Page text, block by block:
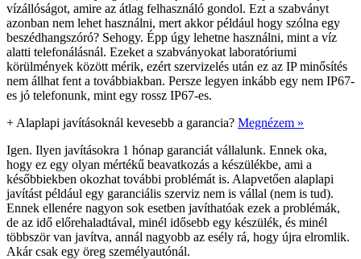
vízállóságot, amire az átlag felhasználó gondol. Ezt a szabványt
azonban nem lehet használni, mert akkor például hogy szólna egy
beszédhangszóró? Sehogy. Épp úgy lehetne használni, mint a víz
alatti telefonálásnál. Ezeket a szabványokat laboratóriumi
körülmények között mérik, ezért szervizelés után ez az IP minősítés
nem állhat fent a továbbiakban. Persze legyen inkább egy nem IP67-
es jó telefonunk, mint egy rossz IP67-es.
+ Alaplapi javításoknál kevesebb a garancia? Megnézem »
Igen. Ilyen javításokra 1 hónap garanciát vállalunk. Ennek oka,
hogy ez egy olyan mértékű beavatkozás a készülékbe, ami a
későbbiekben okozhat további problémát is. Alapvetően alaplapi
javítást például egy garanciális szerviz nem is vállal (nem is tud).
Ennek ellenére nagyon sok esetben javíthatóak ezek a problémák,
de az idő előrehaladtával, minél idősebb egy készülék, és minél
többször van javítva, annál nagyobb az esély rá, hogy újra elromlik.
Akár csak egy öreg személyautónál.